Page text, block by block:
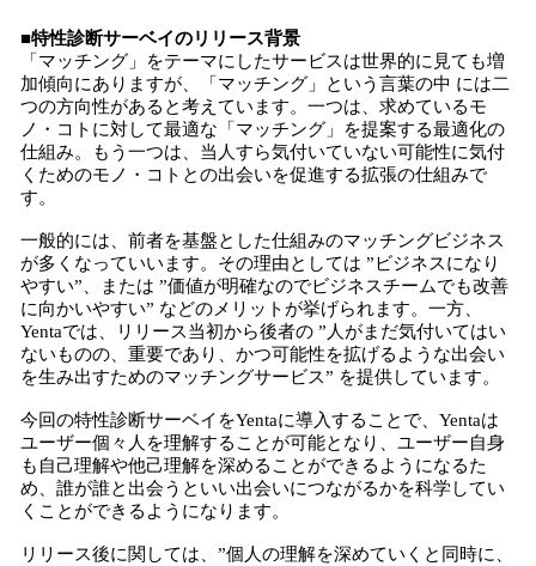
■特性診断サーベイのリリース背景
「マッチング」をテーマにしたサービスは世界的に見ても増
加傾向にありますが、「マッチング」という言葉の中 には二
つの方向性があると考えています。一つは、求めているモ
ノ・コトに対して最適な「マッチング」を提案する最適化の
仕組み。もう一つは、当人すら気付いていない可能性に気付
くためのモノ・コトとの出会いを促進する拡張の仕組みで
す。
一般的には、前者を基盤とした仕組みのマッチングビジネス
が多くなっていいます。その理由としては ”ビジネスになり
やすい”、または ”価値が明確なのでビジネスチームでも改善
に向かいやすい” などのメリットが挙げられます。一方、
Yentaでは、リリース当初から後者の ”人がまだ気付いてはい
ないものの、重要であり、かつ可能性を拡げるような出会い
を生み出すためのマッチングサービス” を提供しています。
今回の特性診断サーベイをYentaに導入することで、Yentaは
ユーザー個々人を理解することが可能となり、ユーザー自身
も自己理解や他己理解を深めることができるようになるた
め、誰が誰と出会うといい出会いにつながるかを科学してい
くことができるようになります。
リリース後に関しては、”個人の理解を深めていくと同時に、